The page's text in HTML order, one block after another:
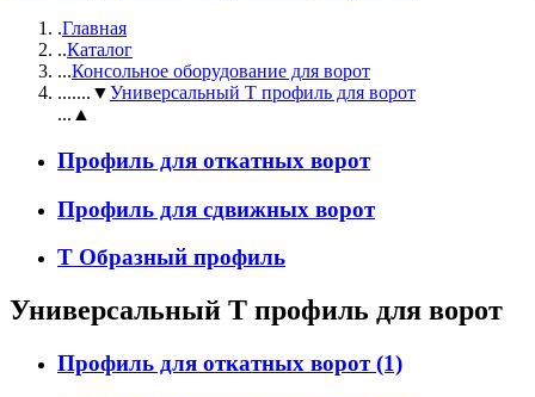
.Главная
..Каталог
...Консольное оборудование для ворот
.......▼Универсальный Т профиль для ворот
...▲
Профиль для откатных ворот
Профиль для сдвижных ворот
Т Образный профиль
Универсальный Т профиль для ворот
Профиль для откатных ворот(1)